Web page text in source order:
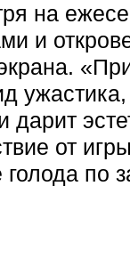
на
и
от
по